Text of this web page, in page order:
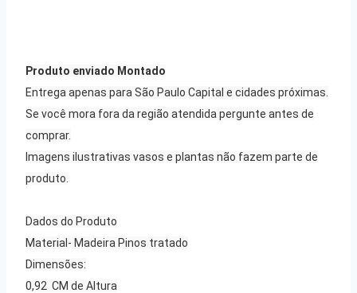
Produto enviado Montado
Entrega apenas para São Paulo Capital e cidades próximas.
Se você mora fora da região atendida pergunte antes de
comprar.
Imagens ilustrativas vasos e plantas não fazem parte de
produto.
Dados do Produto
Material- Madeira Pinos tratado
Dimensões:
0,92 CM de Altura